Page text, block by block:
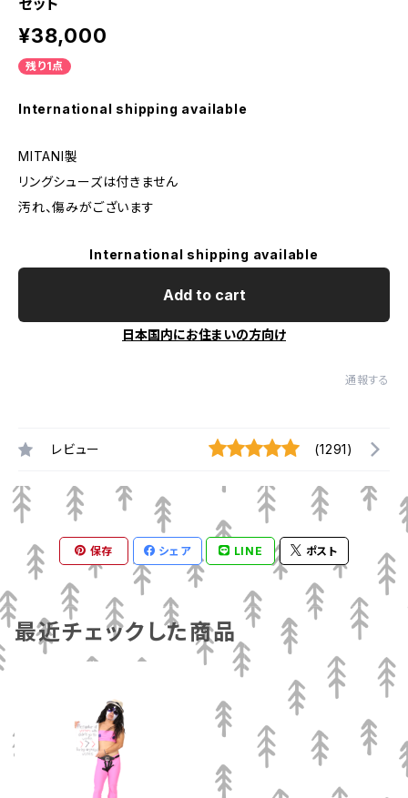
セット
¥38,000
残り1点
International shipping available
MITANI製
リングシューズは付きません
汚れ、傷みがございます
International shipping available
Add to cart
日本国内にお住まいの方向け
通報する
レビュー (1291)
保存 シェア LINE ポスト
最近チェックした商品